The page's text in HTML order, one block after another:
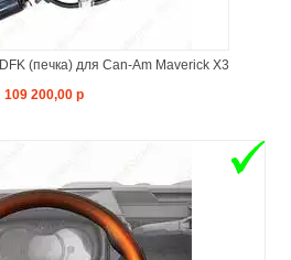
(печка) для Can-Am Maverick X3
109 200,00 р